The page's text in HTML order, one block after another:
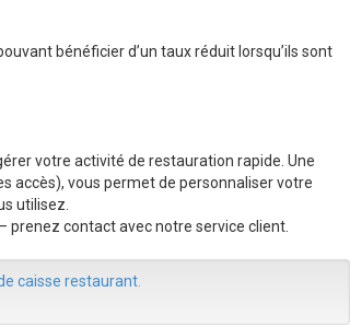
bénéficier d’un taux réduit lorsqu’ils sont
votre activité de restauration rapide. Une
accès), vous permet de personnaliser votre
utilisez.
prenez contact avec notre service client.
caisse restaurant